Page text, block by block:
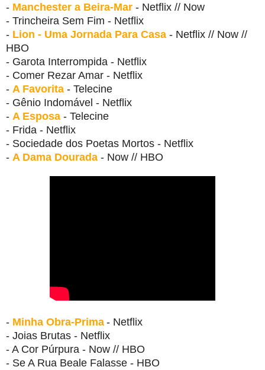
- Manchester a Beira-Mar - Netflix // Now
- Trincheira Sem Fim - Netflix
- Lion - Uma Jornada Para Casa - Netflix // Now //
HBO
- Garota Interrompida - Netflix
- Comer Rezar Amar - Netflix
- A Favorita - Telecine
- Gênio Indomável - Netflix
- A Esposa - Telecine
- Frida - Netflix
- Sociedade dos Poetas Mortos - Netflix
- A Dama Dourada - Now // HBO
- Minha Obra-Prima - Netflix
- Joias Brutas - Netflix
- A Cor Púrpura - Now // HBO
- Se A Rua Beale Falasse - HBO